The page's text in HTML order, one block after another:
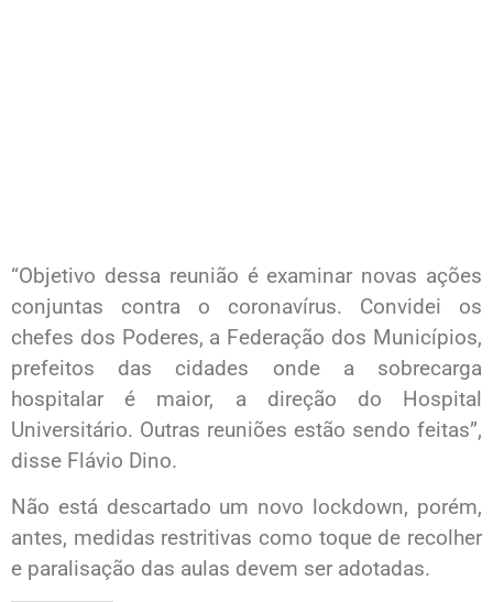
“Objetivo dessa reunião é examinar novas ações
conjuntas contra o coronavírus. Convidei os
chefes dos Poderes, a Federação dos Municípios,
prefeitos das cidades onde a sobrecarga
hospitalar é maior, a direção do Hospital
Universitário. Outras reuniões estão sendo feitas”,
disse Flávio Dino.
Não está descartado um novo lockdown, porém,
antes, medidas restritivas como toque de recolher
e paralisação das aulas devem ser adotadas.